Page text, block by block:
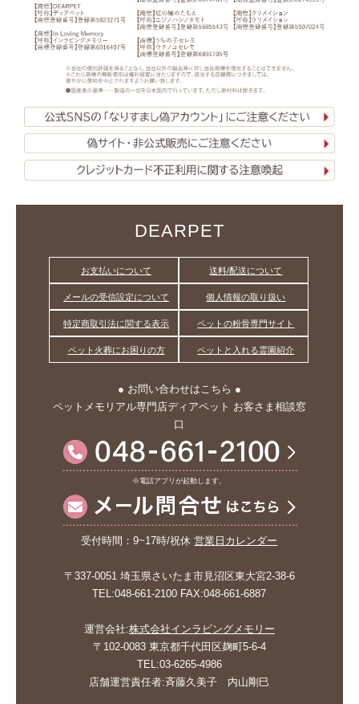
DEARPET
お支払いについて 送料/配送について
メールの受信設定について 個人情報の取り扱い
特定商取引法に関する表示 ペットの粉骨専門サイト
ペット火葬にお困りの方 ペットと入れる霊園紹介
● お問い合わせはこちら ●
ペットメモリアル専門店ディアペット お客さま相談窓
口
※電話アプリが起動します。
受付時間：9~17時/祝休営業日カレンダー
〒337-0051 埼玉県さいたま市見沼区東大宮2-38-6
TEL:048-661-2100 FAX:048-661-6887
運営会社:株式会社インラビングメモリー
〒102-0083 東京都千代田区麹町5-6-4
TEL:03-6265-4986
店舗運営責任者:斉藤久美子 内山剛巳